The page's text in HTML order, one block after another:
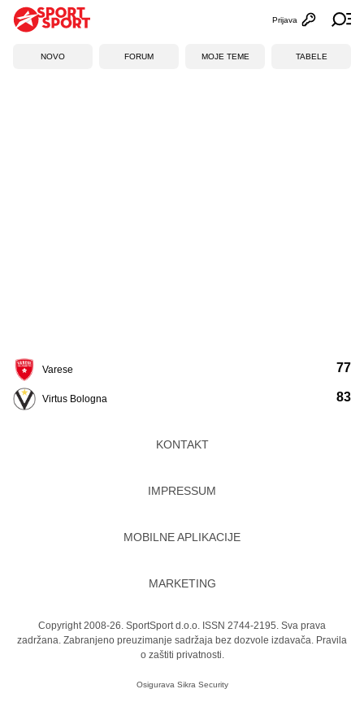
Otvori
Prijava
NOVO FORUM MOJE TEME TABELE
Varese
Virtus Bologna
77
83
KONTAKT
IMPRESSUM
MOBILNE APLIKACIJE
MARKETING
Copyright 2008-26. SportSport d.o.o. ISSN 2744-2195. Sva prava
zadržana. Zabranjeno preuzimanje sadržaja bez dozvole izdavača. Pravila
o zaštiti privatnosti.
Osigurava Sikra Security